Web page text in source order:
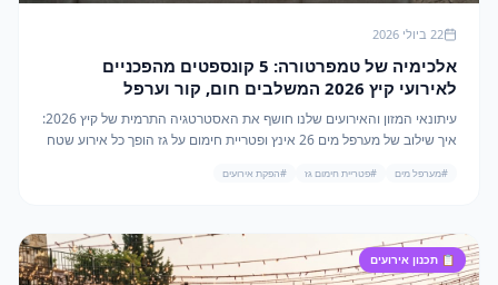
22 ביולי 2026
אלכימיה של טמפרטורה: 5 קונספטים מהפכניים
לאירועי קיץ 2026 המשלבים חום, קור וערפל
עיתונאי המזון והאירועים שלנו חושף את האסטרטגיה התרמית של קיץ 2026:
איך שילוב של מערפל מים 26 אינץ ופטריית חימום על גז הופך כל אירוע שטח
#מערפל מים #פטריית חימום גז #הפקת אירועים
📋 תכנון אירועים